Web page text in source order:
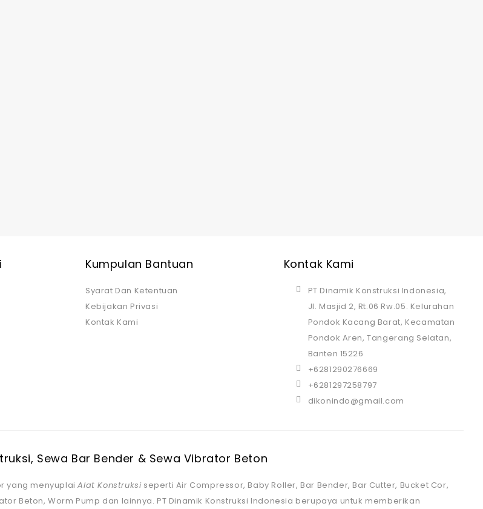
Kumpulan Bantuan
Syarat Dan Ketentuan
Kebijakan Privasi
Kontak Kami
Kontak Kami
PT Dinamik Konstruksi Indonesia,
Jl. Masjid 2, Rt.06 Rw.05. Kelurahan
Pondok Kacang Barat, Kecamatan
Pondok Aren, Tangerang Selatan,
Banten 15226
+6281290276669
+6281297258797
dikonindo@gmail.com
Sewa Bar Bender & Sewa Vibrator Beton
yang menyuplaiAlat Konstruksi seperti Air Compressor, Baby Roller, Bar Bender, Bar Cutter, Bucket Cor,
Beton, Worm Pump dan lainnya. PT Dinamik Konstruksi Indonesia berupaya untuk memberikan